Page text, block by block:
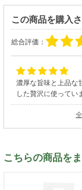
この商品を購入
総合評価：
濃厚な旨味と上品な
した贅沢に使ってい
こちらの商品を